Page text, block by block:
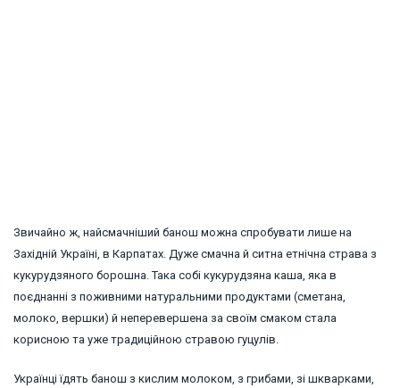
Звичайно ж, найсмачніший банош можна спробувати лише на
Західній Україні, в Карпатах. Дуже смачна й ситна етнічна страва з
кукурудзяного борошна. Така собі кукурудзяна каша, яка в
поєднанні з поживними натуральними продуктами (сметана,
молоко, вершки) й неперевершена за своїм смаком стала
корисною та уже традиційною стравою гуцулів.
Українці їдять банош з кислим молоком, з грибами, зі шкварками,